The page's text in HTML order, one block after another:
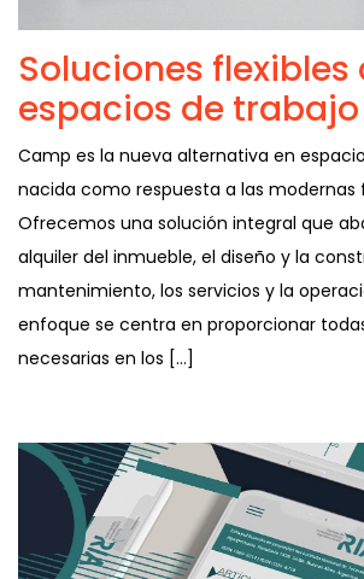
Soluciones flexibles
espacios de trabajo
Camp es la nueva alternativa en
nacida como respuesta a las modernas
Ofrecemos una solución integral que
alquiler del inmueble, el diseño y la
mantenimiento, los servicios y la
enfoque se centra en proporcionar
necesarias en los […]